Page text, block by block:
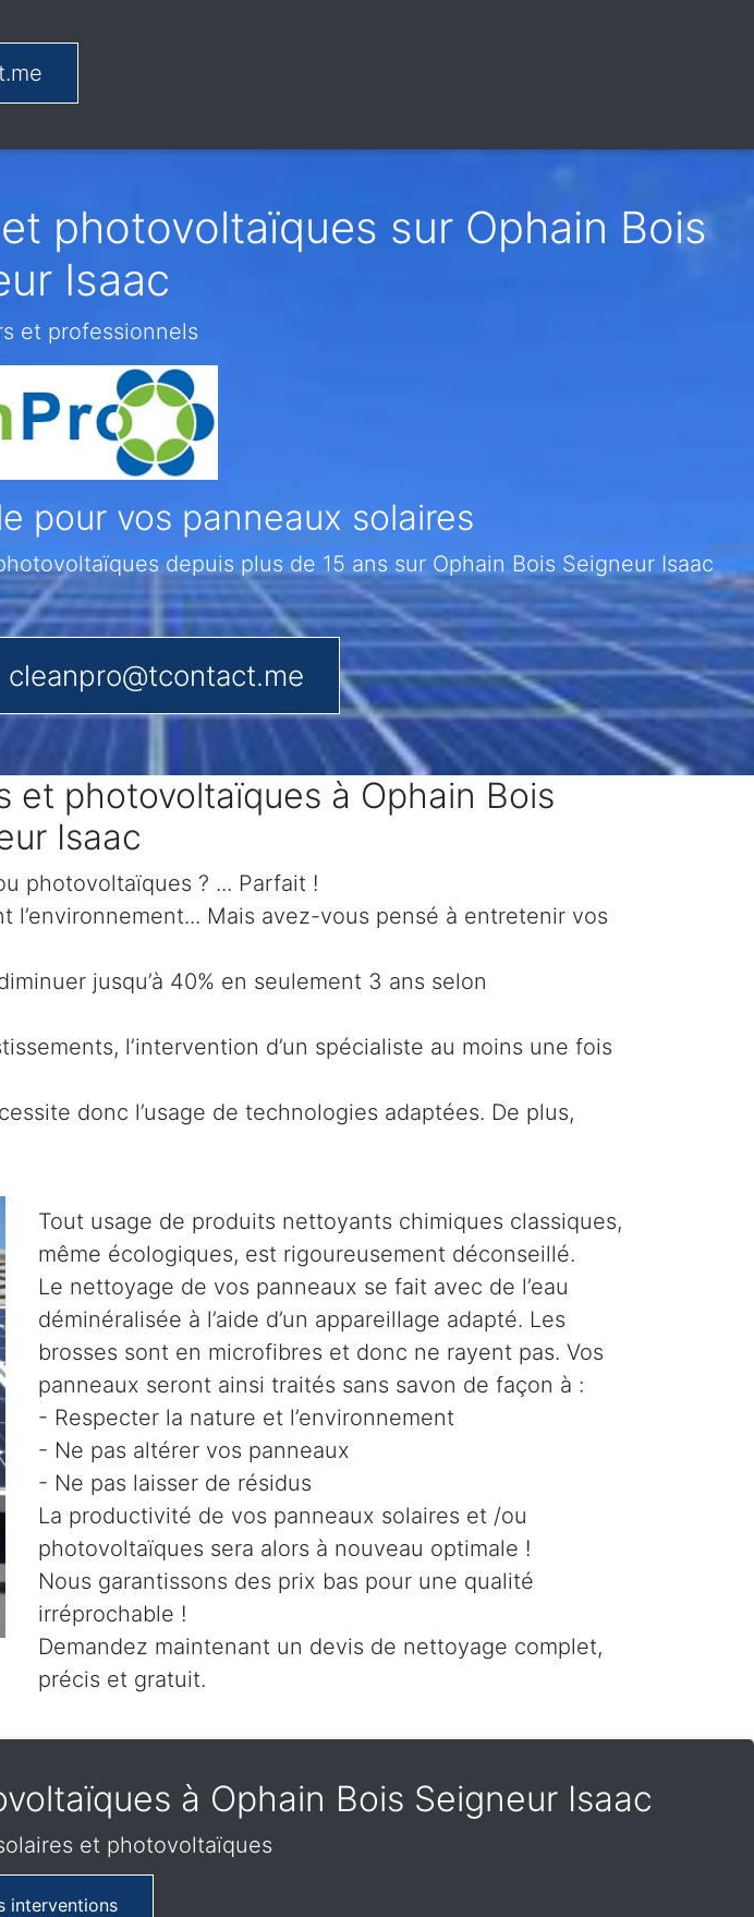
photovoltaïques sur Ophain Bois
Isaac
et professionnels
pour vos panneaux solaires
depuis plus de 15 ans sur Ophain Bois Seigneur Isaac
cleanpro@tcontact.me
et photovoltaïques à Ophain Bois
Isaac
photovoltaïques ? ... Parfait !
Mais avez-vous pensé à entretenir vos
jusqu’à 40% en seulement 3 ans selon
l’intervention d’un spécialiste au moins une fois
donc l’usage de technologies adaptées. De plus,
Tout usage de produits nettoyants chimiques classiques,
même écologiques, est rigoureusement déconseillé.
Le nettoyage de vos panneaux se fait avec de l’eau
déminéralisée à l’aide d’un appareillage adapté. Les
brosses sont en microfibres et donc ne rayent pas. Vos
panneaux seront ainsi traités sans savon de façon à :
- Respecter la nature et l’environnement
- Ne pas altérer vos panneaux
- Ne pas laisser de résidus
La productivité de vos panneaux solaires et /ou
photovoltaïques sera alors à nouveau optimale !
Nous garantissons des prix bas pour une qualité
irréprochable !
Demandez maintenant un devis de nettoyage complet,
précis et gratuit.
à Ophain Bois Seigneur Isaac
et photovoltaïques
interventions